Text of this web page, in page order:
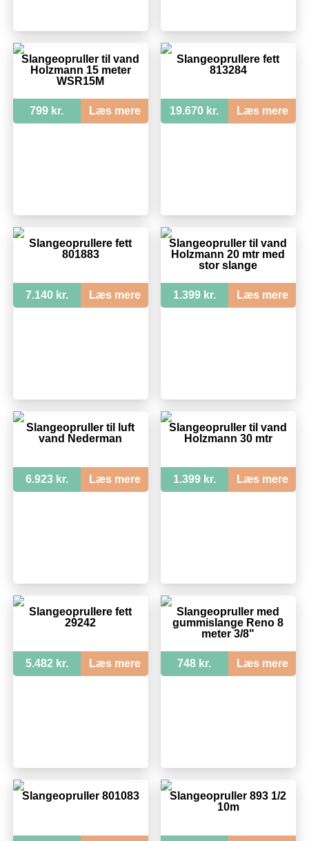
Slangeopruller til vand
Holzmann 15 meter
WSR15M
799 kr. Læs mere
Slangeoprullere fett
813284
19.670 kr. Læs mere
Slangeoprullere fett
801883
7.140 kr. Læs mere
Slangeopruller til vand
Holzmann 20 mtr med
stor slange
1.399 kr. Læs mere
Slangeopruller til luft
vand Nederman
6.923 kr. Læs mere
Slangeopruller til vand
Holzmann 30 mtr
1.399 kr. Læs mere
Slangeoprullere fett
29242
5.482 kr. Læs mere
Slangeopruller med
gummislange Reno 8
meter 3/8"
748 kr. Læs mere
Slangeopruller 801083
Slangeopruller 893 1/2
10m